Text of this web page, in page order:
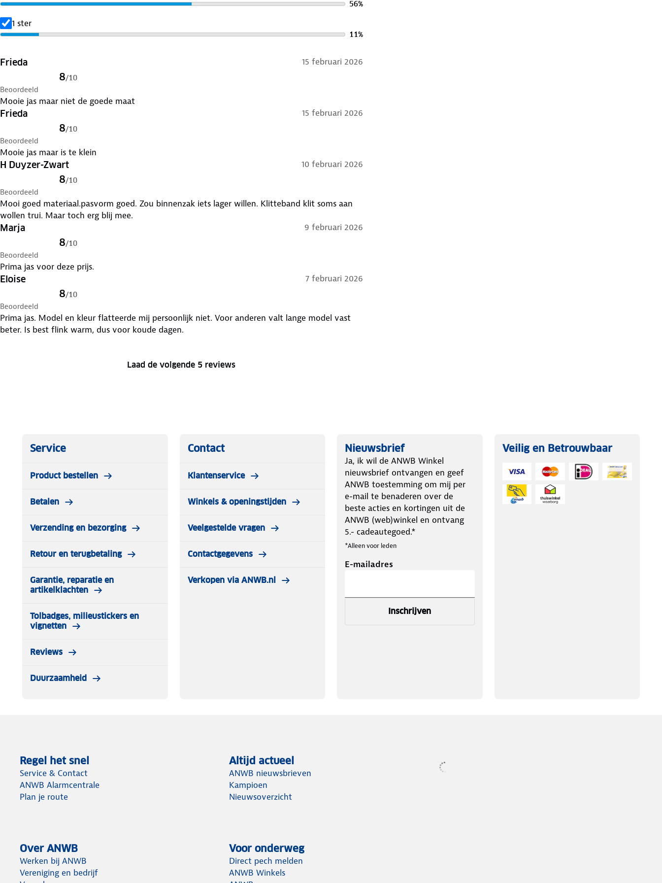
56%
1 ster
11%
Frieda 15 februari 2026
8/10
Beoordeeld
Mooie jas maar niet de goede maat
Frieda 15 februari 2026
8/10
Beoordeeld
Mooie jas maar is te klein
H Duyzer-Zwart 10 februari 2026
8/10
Beoordeeld
Mooi goed materiaal.pasvorm goed. Zou binnenzak iets lager willen. Klitteband klit soms aan
wollen trui. Maar toch erg blij mee.
Marja 9 februari 2026
8/10
Beoordeeld
Prima jas voor deze prijs.
Eloise 7 februari 2026
8/10
Beoordeeld
Prima jas. Model en kleur flatteerde mij persoonlijk niet. Voor anderen valt lange model vast
beter. Is best flink warm, dus voor koude dagen.
Laad de volgende 5 reviews
Service
Product bestellen
Betalen
Verzending en bezorging
Retour en terugbetaling
Garantie, reparatie en
artikelklachten
Tolbadges, milieustickers en
vignetten
Reviews
Duurzaamheid
Contact
Klantenservice
Winkels & openingstijden
Veelgestelde vragen
Contactgegevens
Verkopen via ANWB.nl
Nieuwsbrief
Ja, ik wil de ANWB Winkel
nieuwsbrief ontvangen en geef
ANWB toestemming om mij per
e-mail te benaderen over de
beste acties en kortingen uit de
ANWB (web)winkel en ontvang
5.- cadeautegoed.*
*Alleen voor leden
E-mailadres
Inschrijven
Veilig en Betrouwbaar
Regel het snel
Service & Contact
ANWB Alarmcentrale
Plan je route
Altijd actueel
ANWB nieuwsbrieven
Kampioen
Nieuwsoverzicht
Over ANWB
Werken bij ANWB
Vereniging en bedrijf
Voor onderweg
Direct pech melden
ANWB Winkels